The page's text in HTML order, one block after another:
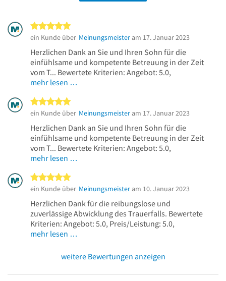
ein Kunde über Meinungsmeister am 17. Januar 2023
Herzlichen Dank an Sie und Ihren Sohn für die
einfühlsame und kompetente Betreuung in der Zeit
vom T... Bewertete Kriterien: Angebot: 5.0,
mehr lesen …
ein Kunde über Meinungsmeister am 17. Januar 2023
Herzlichen Dank an Sie und Ihren Sohn für die
einfühlsame und kompetente Betreuung in der Zeit
vom T... Bewertete Kriterien: Angebot: 5.0,
mehr lesen …
ein Kunde über Meinungsmeister am 10. Januar 2023
Herzlichen Dank für die reibungslose und
zuverlässige Abwicklung des Trauerfalls. Bewertete
Kriterien: Angebot: 5.0, Preis/Leistung: 5.0,
mehr lesen …
weitere Bewertungen anzeigen